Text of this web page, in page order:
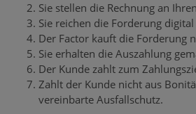
Sie stellen die Rechnung an
Sie reichen die Forderung
Der Factor kauft die Forderung
Sie erhalten die Auszahlung
Der Kunde zahlt zum
Zahlt der Kunde nicht aus
vereinbarte Ausfallschutz.